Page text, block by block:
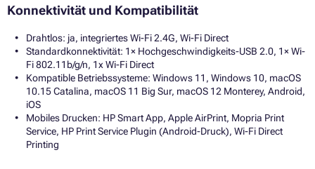
Konnektivität und Kompatibilität
Drahtlos: ja, integriertes Wi-Fi 2.4G, Wi-Fi Direct
Standardkonnektivität: 1× Hochgeschwindigkeits-USB 2.0, 1× Wi-
Fi 802.11b/g/n, 1x Wi-Fi Direct
Kompatible Betriebssysteme: Windows 11, Windows 10, macOS
10.15 Catalina, macOS 11 Big Sur, macOS 12 Monterey, Android,
iOS
Mobiles Drucken: HP Smart App, Apple AirPrint, Mopria Print
Service, HP Print Service Plugin (Android-Druck), Wi-Fi Direct
Printing